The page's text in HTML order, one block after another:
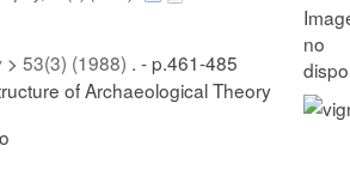
> 53(3) (1988) . - p.461-485
of Archaeological Theory